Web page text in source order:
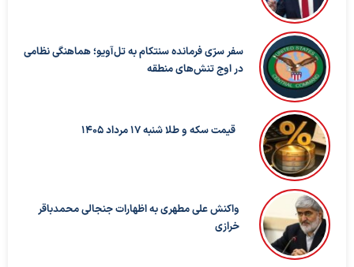
سفر سرّی فرمانده سنتکام به تل‌آویو؛ هماهنگی نظامی
در اوج تنش‌های منطقه
قیمت سکه و طلا شنبه 17 مرداد 1405
واکنش علی مطهری به اظهارات جنجالی محمدباقر
خرازی